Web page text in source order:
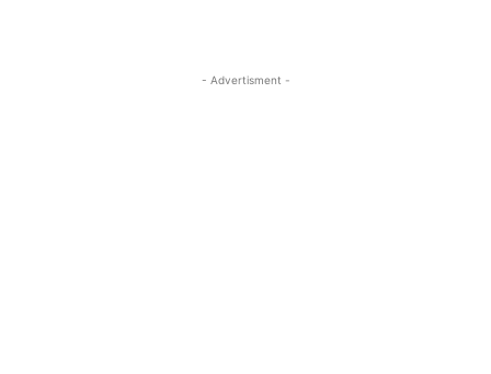
- Advertisment -